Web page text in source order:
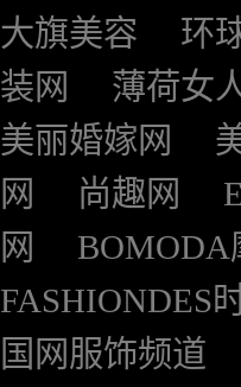
大旗美容
环
装网
薄荷女
美丽婚嫁网
网
尚趣网
网
BOMODA
FASHIONDES
国网服饰频道